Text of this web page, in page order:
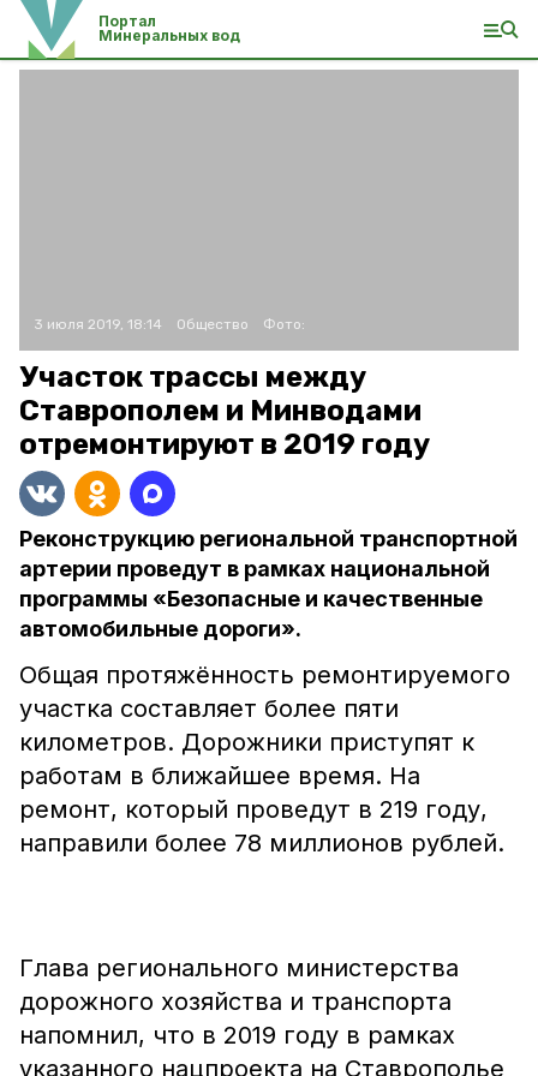
Портал
Минеральных вод
3 июля 2019, 18:14 Общество Фото:
Участок трассы между
Ставрополем и Минводами
отремонтируют в 2019 году
Реконструкцию региональной транспортной
артерии проведут в рамках национальной
программы «Безопасные и качественные
автомобильные дороги».
Общая протяжённость ремонтируемого
участка составляет более пяти
километров. Дорожники приступят к
работам в ближайшее время. На
ремонт, который проведут в 219 году,
направили более 78 миллионов рублей.
Глава регионального министерства
дорожного хозяйства и транспорта
напомнил, что в 2019 году в рамках
указанного нацпроекта на Ставрополье